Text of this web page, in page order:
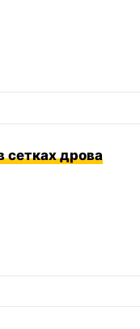
сетках дрова